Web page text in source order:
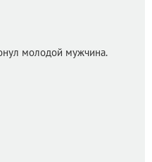
молодой мужчина.